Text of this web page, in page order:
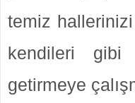
temiz
kendileri gibi
getirmeye